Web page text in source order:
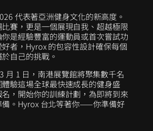
代表著亞洲健身文化的新高度。
賽，更是一個展現自我、超越極限
是經驗豐富的運動員或首次嘗試功
者，Hyrox 的包容性設計確保每個
自己的挑戰。
月 1 日，南港展覽館將聚集數千名
驗這場全球最快速成長的健身盛
，開始你的訓練計劃，為即將到來
備。Hyrox 台北等著你——你準備好